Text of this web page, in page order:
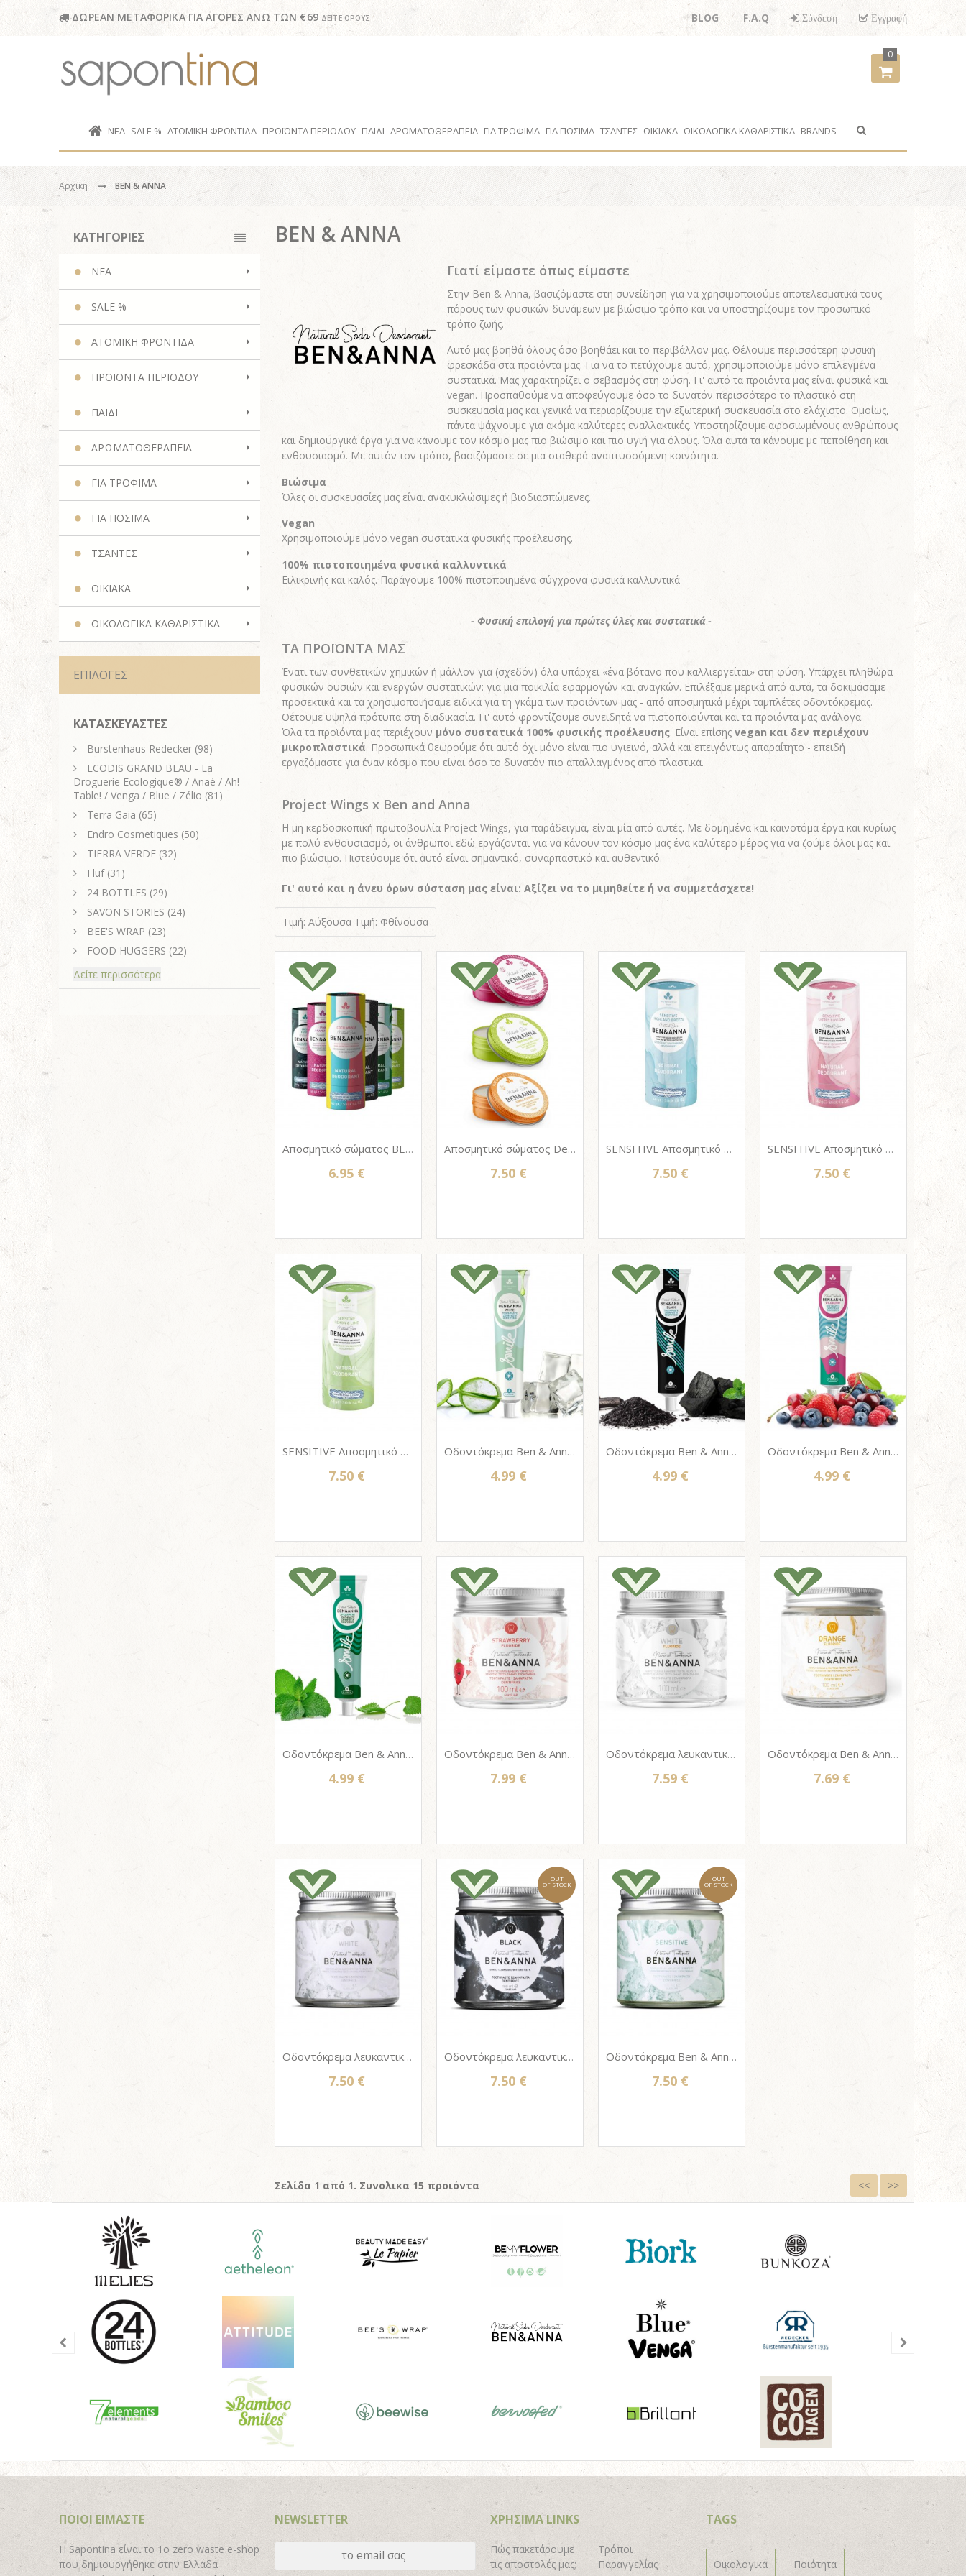
ΔΩΡΕΑΝ ΜΕΤΑΦΟΡΙΚΑ ΓΙΑ ΑΓΟΡΕΣ ΑΝΩ ΤΩΝ €69 ΔΕΙΤΕ ΟΡΟΥΣ Εγγραφή
Σύνδεση
BLOG F.A.Q
0
ΝΕΑ SALE % ΑΤΟΜΙΚΗ ΦΡΟΝΤΙΔΑ ΠΡΟΪΟΝΤΑ ΠΕΡΙΟΔΟΥ ΠΑΙΔΙ ΑΡΩΜΑΤΟΘΕΡΑΠΕΙΑ ΓΙΑ ΤΡΟΦΙΜΑ ΓΙΑ ΠΟΣΙΜΑ ΤΣΑΝΤΕΣ ΟΙΚΙΑΚΑ ΟΙΚΟΛΟΓΙΚΑ ΚΑΘΑΡΙΣΤΙΚΑ BRANDS
Αρχικη BEN & ANNA
BEN & ANNA
Γιατί είμαστε όπως είμαστε
Στην Ben & Anna, βασιζόμαστε στη συνείδηση για να χρησιμοποιούμε αποτελεσματικά τους
πόρους των φυσικών δυνάμεων με βιώσιμο τρόπο και να υποστηρίζουμε τον προσωπικό
τρόπο ζωής.
Αυτό μας βοηθά όλους όσο βοηθάει και το περιβάλλον μας. Θέλουμε περισσότερη φυσική
φρεσκάδα στα προϊόντα μας. Για να το πετύχουμε αυτό, χρησιμοποιούμε μόνο επιλεγμένα
συστατικά. Μας χαρακτηρίζει ο σεβασμός στη φύση. Γι' αυτό τα προϊόντα μας είναι φυσικά και
vegan. Προσπαθούμε να αποφεύγουμε όσο το δυνατόν περισσότερο το πλαστικό στη
συσκευασία μας και γενικά να περιορίζουμε την εξωτερική συσκευασία στο ελάχιστο. Ομοίως,
πάντα ψάχνουμε για ακόμα καλύτερες εναλλακτικές. Υποστηρίζουμε αφοσιωμένους ανθρώπους
και δημιουργικά έργα για να κάνουμε τον κόσμο μας πιο βιώσιμο και πιο υγιή για όλους. Όλα αυτά τα κάνουμε με πεποίθηση και
ενθουσιασμό. Με αυτόν τον τρόπο, βασιζόμαστε σε μια σταθερά αναπτυσσόμενη κοινότητα.
Βιώσιμα
Όλες οι συσκευασίες μας είναι ανακυκλώσιμες ή βιοδιασπώμενες.
Vegan
Χρησιμοποιούμε μόνο vegan συστατικά φυσικής προέλευσης.
100% πιστοποιημένα φυσικά καλλυντικά
Ειλικρινής και καλός. Παράγουμε 100% πιστοποιημένα σύγχρονα φυσικά καλλυντικά
- Φυσική επιλογή για πρώτες ύλες και συστατικά -
ΤΑ ΠΡΟΪΟΝΤΑ ΜΑΣ
Ένατι των συνθετικών χημικών ή μάλλον για (σχεδόν) όλα υπάρχει «ένα βότανο που καλλιεργείται» στη φύση. Υπάρχει πληθώρα
φυσικών ουσιών και ενεργών συστατικών: για μια ποικιλία εφαρμογών και αναγκών. Επιλέξαμε μερικά από αυτά, τα δοκιμάσαμε
προσεκτικά και τα χρησιμοποιήσαμε ειδικά για τη γκάμα των προϊόντων μας - από αποσμητικά μέχρι ταμπλέτες οδοντόκρεμας.
Θέτουμε υψηλά πρότυπα στη διαδικασία. Γι' αυτό φροντίζουμε συνειδητά να πιστοποιούνται και τα προϊόντα μας ανάλογα.
Όλα τα προϊόντα μας περιέχουν μόνο συστατικά 100% φυσικής προέλευσης. Είναι επίσης vegan και δεν περιέχουν
μικροπλαστικά. Προσωπικά θεωρούμε ότι αυτό όχι μόνο είναι πιο υγιεινό, αλλά και επειγόντως απαραίτητο - επειδή
εργαζόμαστε για έναν κόσμο που είναι όσο το δυνατόν πιο απαλλαγμένος από πλαστικά.
Project Wings x Ben and Anna
Η μη κερδοσκοπική πρωτοβουλία Project Wings, για παράδειγμα, είναι μία από αυτές. Με δομημένα και καινοτόμα έργα και κυρίως
με πολύ ενθουσιασμό, oι άνθρωποι εδώ εργάζονται για να κάνουν τον κόσμο μας ένα καλύτερο μέρος για να ζούμε όλοι μας και
πιο βιώσιμo. Πιστεύουμε ότι αυτό είναι σημαντικό, συναρπαστικό και αυθεντικό.
Γι' αυτό και η άνευ όρων σύσταση μας είναι: Αξίζει να το μιμηθείτε ή να συμμετάσχετε!
Τιμή: Αύξουσα Τιμή: Φθίνουσα
Αποσμητικό σώματος ΒΕΝ & ΑΝΝΑ, φυσικό stick σε χάρτινο κύλινδρο 40g - 6 επιλογές
6.95 €
Αποσμητικό σώματος DeoCream ΒΕΝ & ΑΝΝΑ, 100% φυσικό σε tin box 45g - 3 επιλογές
7.50 €
SENSITIVE Αποσμητικό σώματος ΒΕΝ & ΑΝΝΑ, 100% φυσικό - HIGHLAND BREEZE 40g
7.50 €
SENSITIVE Αποσμητικό σώματος ΒΕΝ & ΑΝΝΑ, 100% φυσικό - JAPANESE CHERRY BLOSSOM 40g
7.50 €
SENSITIVE Αποσμητικό σώματος ΒΕΝ & ΑΝΝΑ, 100% φυσικό - LEMON & LIME 40g
7.50 €
Οδοντόκρεμα Ben & Anna WHITE - Σωληνάριο Αλουμινίου 75ml - Με Φθόριο
4.99 €
Οδοντόκρεμα Ben & Anna BLACK - Σωληνάριο Αλουμινίου 75ml - Με Φθόριο
4.99 €
Οδοντόκρεμα Ben & Anna WILD BERRY - Σωληνάριο Αλουμινίου 75ml - Με Φθόριο
4.99 €
Οδοντόκρεμα Ben & Anna SPEARMINT - Σωληνάριο Αλουμινίου 75ml - Με Φθόριο
4.99 €
Οδοντόκρεμα Ben & Anna - STRAWBERRY - Γυάλινο βάζο 100ml - Με Φθόριο
7.99 €
Οδοντόκρεμα λευκαντική Ben & Anna WHITE - Γυάλινο βάζο 100ml - Με Φθόριο
7.59 €
Οδοντόκρεμα Ben & Anna - ORANGE - Γυάλινο βάζο 100ml - Με Φθόριο
7.69 €
Οδοντόκρεμα λευκαντική Ben & Anna WHITE - Γυάλινο Βάζο 100ml
7.50 €
OUT
OF STOCK
Οδοντόκρεμα λευκαντική Ben & Anna BLACK - Γυάλινο Βάζο 100ml
7.50 €
OUT
OF STOCK
Οδοντόκρεμα Ben & Anna SENSITIVE - Γυάλινο Βάζο 100ml
7.50 €
Σελίδα 1 από 1. Συνολικα 15 προιόντα << >>
ΚΑΤΗΓΟΡΙΕΣ
ΝΕΑ
SALE %
ΑΤΟΜΙΚΗ ΦΡΟΝΤΙΔΑ
ΠΡΟΪΟΝΤΑ ΠΕΡΙΟΔΟΥ
ΠΑΙΔΙ
ΑΡΩΜΑΤΟΘΕΡΑΠΕΙΑ
ΓΙΑ ΤΡΟΦΙΜΑ
ΓΙΑ ΠΟΣΙΜΑ
ΤΣΑΝΤΕΣ
ΟΙΚΙΑΚΑ
ΟΙΚΟΛΟΓΙΚΑ ΚΑΘΑΡΙΣΤΙΚΑ
ΕΠΙΛΟΓΕΣ
ΚΑΤΑΣΚΕΥΑΣΤΕΣ
Burstenhaus Redecker (98)
ECODIS GRAND BEAU - La
Droguerie Ecologique® / Anaé / Ah!
Table! / Venga / Blue / Zélio (81)
Terra Gaia (65)
Endro Cosmetiques (50)
TIERRA VERDE (32)
Fluf(31)
24 BOTTLES (29)
SAVON STORIES (24)
BEE'S WRAP (23)
FOOD HUGGERS (22)
Δείτε περισσότερα
ΠΟΙΟΙ ΕΙΜΑΣΤΕ
H Sapontina είναι το 1ο zero waste e-shop
που δημιουργήθηκε στην Ελλάδα
NEWSLETTER ΧΡΗΣΙΜΑ LINKS
Πώς πακετάρουμε
τις αποστολές μας;
Τρόποι
Παραγγελίας
TAGS
Οικολογικά Ποιότητα